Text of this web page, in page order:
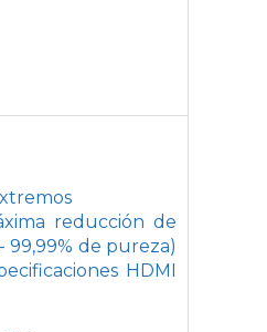
reducción de
de pureza)
HDMI